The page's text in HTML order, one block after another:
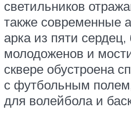
светильников
также современные
арка из пяти
молодоженов и
сквере обустроена
с футбольным
для волейбола и